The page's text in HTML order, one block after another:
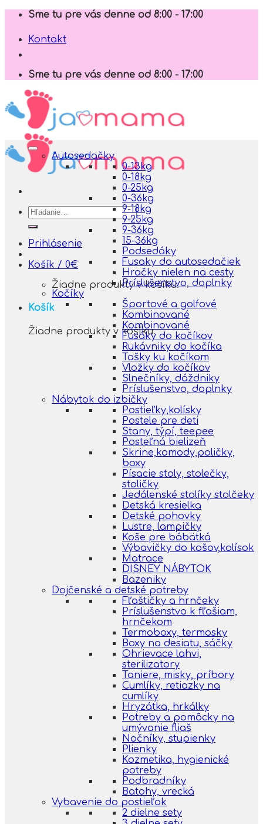
Skip
content
Sme tu pre vás denne od 8:00 - 17:00
Kontakt
Sme tu pre vás denne od 8:00 - 17:00
Hľadať:
Prihlásenie
Košík / 0€
Žiadne produkty v košíku.
Košík
Žiadne produkty v košíku.
Autosedačky
0-13kg
0-18kg
0-25kg
0-36kg
9-18kg
9-25kg
9-36kg
15-36kg
Podsedáky
Fusaky do autosedačiek
Hračky nielen na cesty
Príslušenstvo, doplnky
Kočíky
Športové a golfové
Kombinované
Kombinované
Fusáky do kočíkov
Rukávniky do kočíka
Tašky ku kočíkom
Vložky do kočíkov
Slnečníky, dáždniky
Príslušenstvo, doplnky
Nábytok do izbičky
Postieľky,kolísky
Postele pre deti
Stany, týpí, teepee
Posteľná bielizeň
Skrine,komody,poličky,
boxy
Písacie stoly, stolečky,
stoličky
Jedálenské stolíky stolčeky
Detská kresielka
Detské pohovky
Lustre, lampičky
Koše pre bábätká
Výbavičky do košov,kolísok
Matrace
DISNEY NÁBYTOK
Bazeniky
Dojčenské a detské potreby
Fľaštičky a hrnčeky
Príslušenstvo k fľašiam,
hrnčekom
Termoboxy, termosky
Boxy na desiatu, sáčky
Ohrievace lahvi,
sterilizatory
Taniere, misky, príbory
Cumlíky, retiazky na
cumlíky
Hryzátka, hrkálky
Potreby a pomôcky na
umývanie fliaš
Nočníky, stupienky
Plienky
Kozmetika, hygienické
potreby
Podbradníky
Batohy, vrecká
Vybavenie do postieľok
2 dielne sety